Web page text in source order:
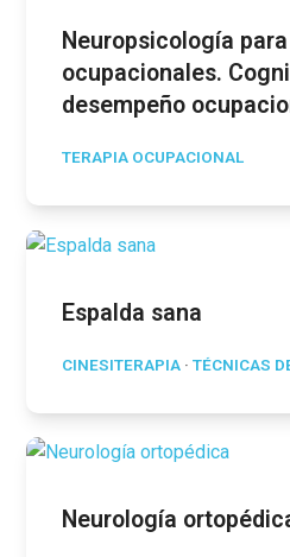
Neuropsicología
ocupacionales.
desempeño
TERAPIA OCUPACIONAL
Espalda sana
CINESITERAPIA ·TÉCNICAS
Neurología